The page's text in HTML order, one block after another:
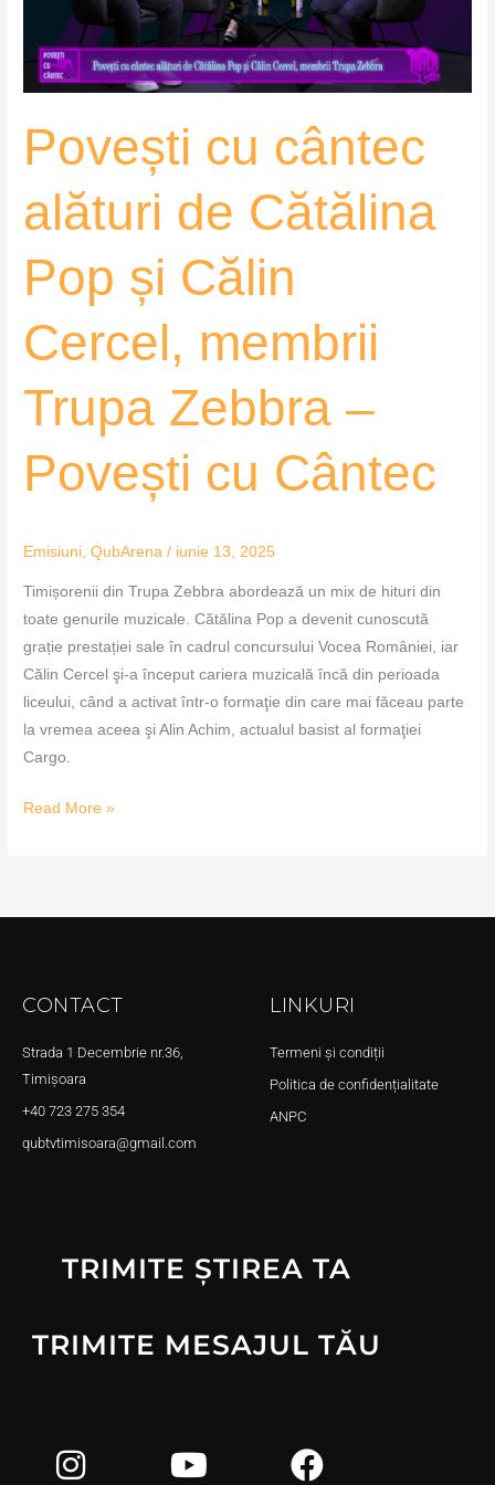
Povești cu cântec
alături de Cătălina
Pop și Călin
Cercel, membrii
Trupa Zebbra –
Povești cu Cântec
Emisiuni,QubArena / iunie 13, 2025
Timișorenii din Trupa Zebbra abordează un mix de hituri din
toate genurile muzicale. Cătălina Pop a devenit cunoscută
grație prestației sale în cadrul concursului Vocea României, iar
Călin Cercel şi-a început cariera muzicală încă din perioada
liceului, când a activat într-o formaţie din care mai făceau parte
la vremea aceea şi Alin Achim, actualul basist al formaţiei
Cargo.
Călin
membrii
Trupa
–
cu
Cântec
Read More »
CONTACT
Strada 1 Decembrie nr.36,
Timișoara
+40 723 275 354
qubtvtimisoara@gmail.com
LINKURI
Termeni și condiții
Politica de confidențialitate
ANPC
TRIMITE ȘTIREA TA
TRIMITE MESAJUL TĂU